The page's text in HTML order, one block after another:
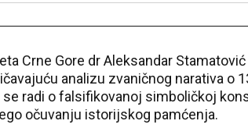
Crne Gore dr Aleksandar
analizu zvaničnog narativa o
se radi o falsifikovanoj simboličkoj
očuvanju istorijskog pamćenja.